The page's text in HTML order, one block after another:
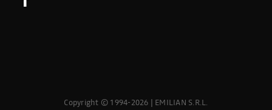
Copyright © 1994-2026 | EMILIAN S.R.L.